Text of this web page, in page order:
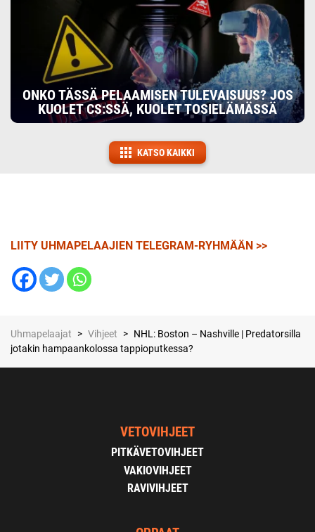
ONKO TÄSSÄ PELAAMISEN TULEVAISUUS? JOS
KUOLET CS:SSÄ, KUOLET TOSIELÄMÄSSÄ
KATSO KAIKKI
LIITY UHMAPELAAJIEN TELEGRAM-RYHMÄÄN >>
Uhmapelaajat > Vihjeet > NHL: Boston – Nashville | Predatorsilla
jotakin hampaankolossa tappioputkessa?
VETOVIHJEET
PITKÄVETOVIHJEET
VAKIOVIHJEET
RAVIVIHJEET